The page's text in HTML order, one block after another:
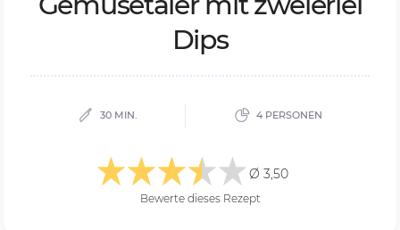
Dips
30 MIN. 4 PERSONEN
Ø 3,50
Bewerte dieses Rezept